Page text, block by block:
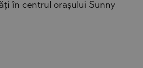
în centrul orașului Sunny